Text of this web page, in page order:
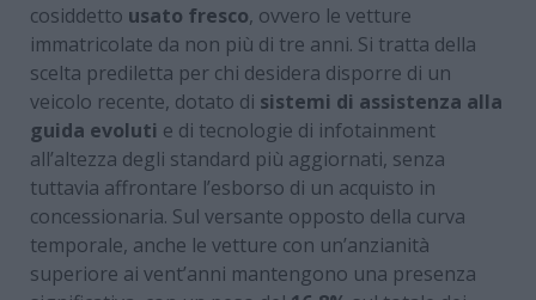
cosiddetto usato fresco, ovvero le vetture
immatricolate da non più di tre anni. Si tratta della
scelta prediletta per chi desidera disporre di un
veicolo recente, dotato di sistemi di assistenza alla
guida evoluti e di tecnologie di infotainment
all’altezza degli standard più aggiornati, senza
tuttavia affrontare l’esborso di un acquisto in
concessionaria. Sul versante opposto della curva
temporale, anche le vetture con un’anzianità
superiore ai vent’anni mantengono una presenza